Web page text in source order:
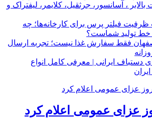
، آسانسور، جرثقیل، کلایمر، لیفتراک و
ظرفیت فیلتر پرس برای کارخانه‌ها؛ چه
تولید شماست؟
فقط سفارش غذا نیست؛ تجربه ارسال
دستباف ایرانی | معرفی کامل انواع
عزای عمومی اعلام کرد